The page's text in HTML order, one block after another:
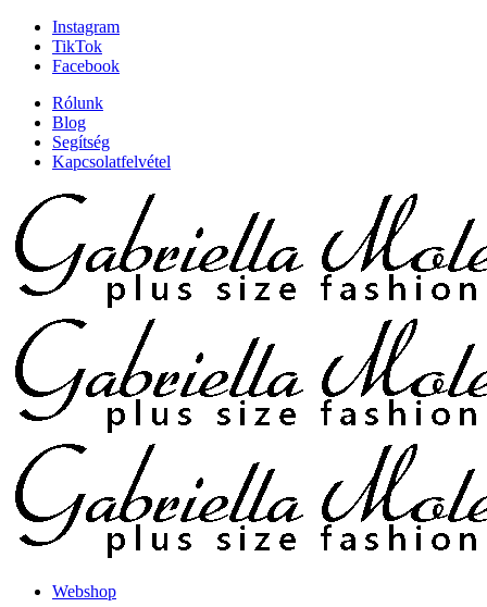
Instagram
TikTok
Facebook
Rólunk
Blog
Segítség
Kapcsolatfelvétel
Webshop